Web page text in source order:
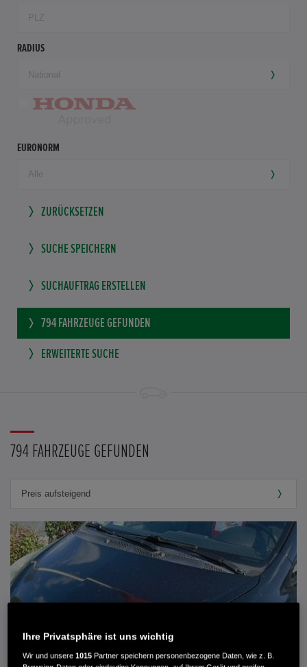
RADIUS
EURONORM
ZURÜCKSETZEN
SUCHE SPEICHERN
SUCHAUFTRAG ERSTELLEN
794 FAHRZEUGE GEFUNDEN
ERWEITERTE SUCHE
794 FAHRZEUGE GEFUNDEN
Ihre Privatsphäre ist uns wichtig
Wir und unsere1015 Partner speichern personenbezogene Daten, wie z. B.